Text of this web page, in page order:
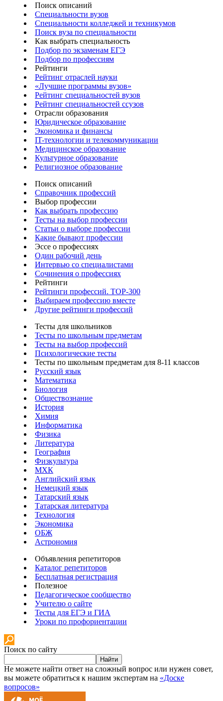
Поиск описаний
Специальности вузов
Специальности колледжей и техникумов
Поиск вуза по специальности
Как выбрать специальность
Подбор по экзаменам ЕГЭ
Подбор по профессиям
Рейтинги
Рейтинг отраслей науки
«Лучшие программы вузов»
Рейтинг специальностей вузов
Рейтинг специальностей ссузов
Отрасли образования
Юридическое образование
Экономика и финансы
IT-технологии и телекоммуникации
Медицинское образование
Культурное образование
Религиозное образование
Поиск описаний
Справочник профессий
Выбор профессии
Как выбрать профессию
Тесты на выбор профессии
Статьи о выборе профессии
Какие бывают профессии
Эссе о профессиях
Один рабочий день
Интервью со специалистами
Сочинения о профессиях
Рейтинги
Рейтинги профессий. TOP-300
Выбираем профессию вместе
Другие рейтинги профессий
Тесты для школьников
Тесты по школьным предметам
Тесты на выбор профессий
Психологические тесты
Тесты по школьным предметам для 8-11 классов
Русский язык
Математика
Биология
Обществознание
История
Химия
Информатика
Физика
Литература
География
Физкультура
МХК
Английский язык
Немецкий язык
Татарский язык
Татарская литература
Технология
Экономика
ОБЖ
Астрономия
Объявления репетиторов
Каталог репетиторов
Бесплатная регистрация
Полезное
Педагогическое сообщество
Учителю о сайте
Тесты для ЕГЭ и ГИА
Уроки по профориентации
Поиск по сайту
Найти
Не можете найти ответ на сложный вопрос или нужен совет,
вы можете обратиться к нашим экспертам на «Доске
вопросов»